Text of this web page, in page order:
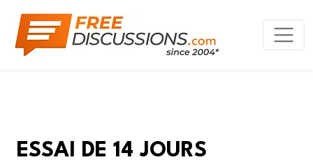
ESSAI DE 14 JOURS